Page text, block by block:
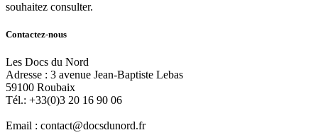
souhaitez consulter.
Contactez-nous
Les Docs du Nord
Adresse : 3 avenue Jean-Baptiste Lebas
59100 Roubaix
Tél.: +33(0)3 20 16 90 06
Email : contact@docsdunord.fr